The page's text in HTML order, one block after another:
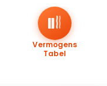
Vermogens
Tabel